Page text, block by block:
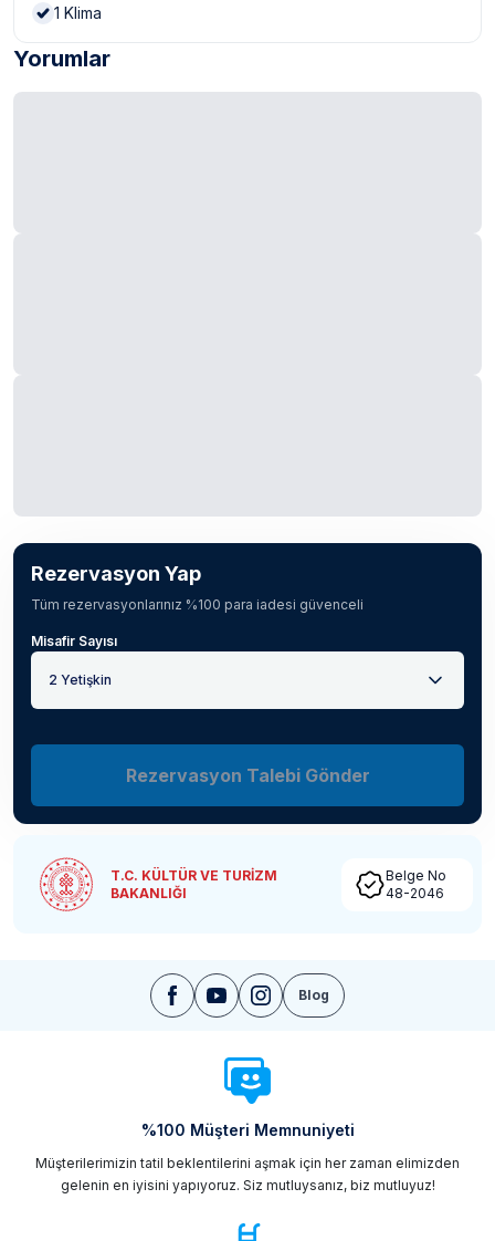
1 Klima
Yorumlar
Rezervasyon Yap
Tüm rezervasyonlarınız %100 para iadesi güvenceli
Misafir Sayısı
2 Yetişkin
Rezervasyon Talebi Gönder
T.C. KÜLTÜR VE TURİZM
BAKANLIĞI
Belge No
48-2046
Blog
%100 Müşteri Memnuniyeti
Müşterilerimizin tatil beklentilerini aşmak için her zaman elimizden
gelenin en iyisini yapıyoruz. Siz mutluysanız, biz mutluyuz!